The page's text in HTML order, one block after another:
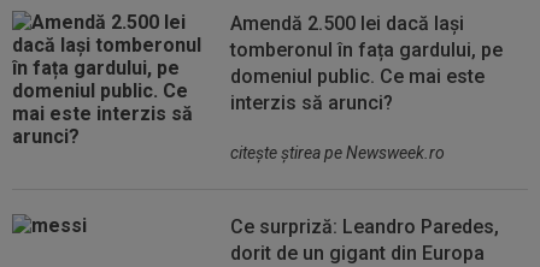
Amendă 2.500 lei dacă lași
tomberonul în fața gardului, pe
domeniul public. Ce mai este
interzis să arunci?
citeşte ştirea pe Newsweek.ro
Ce surpriză: Leandro Paredes,
dorit de un gigant din Europa